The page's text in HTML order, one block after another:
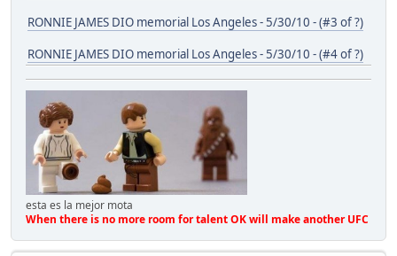
RONNIE JAMES DIO memorial Los Angeles - 5/30/10 - (#3 of ?)
RONNIE JAMES DIO memorial Los Angeles - 5/30/10 - (#4 of ?)
esta es la mejor mota
When there is no more room for talent OK will make another UFC